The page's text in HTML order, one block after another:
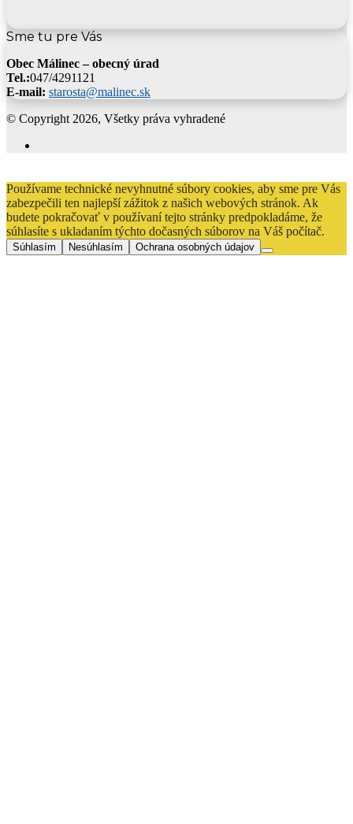
Sme tu pre Vás
Obec Málinec – obecný úrad
Tel.:047/4291121
E-mail: starosta@malinec.sk
© Copyright 2026, Všetky práva vyhradené
to
top
button
Používame technické nevyhnutné súbory cookies, aby sme pre Vás
zabezpečili ten najlepší zážitok z našich webových stránok. Ak
budete pokračovať v používaní tejto stránky predpokladáme, že
súhlasíte s ukladaním týchto dočasných súborov na Váš počítač.
Súhlasím Nesúhlasím Ochrana osobných údajov